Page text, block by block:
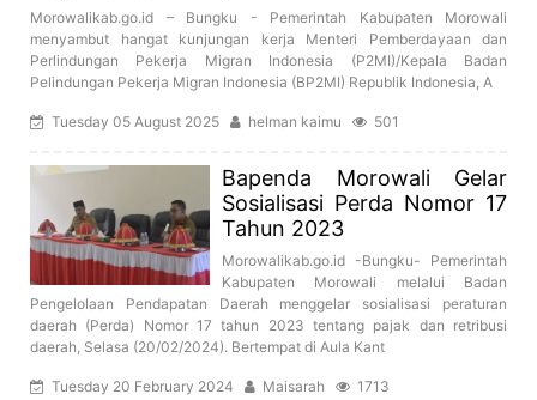
Morowalikab.go.id – Bungku - Pemerintah Kabupaten Morowali
menyambut hangat kunjungan kerja Menteri Pemberdayaan dan
Perlindungan Pekerja Migran Indonesia (P2MI)/Kepala Badan
Pelindungan Pekerja Migran Indonesia (BP2MI) Republik Indonesia, A
Tuesday 05 August 2025 helman kaimu 501
Bapenda Morowali Gelar
Sosialisasi Perda Nomor 17
Tahun 2023
Morowalikab.go.id -Bungku- Pemerintah
Kabupaten Morowali melalui Badan
Pengelolaan Pendapatan Daerah menggelar sosialisasi peraturan
daerah (Perda) Nomor 17 tahun 2023 tentang pajak dan retribusi
daerah, Selasa (20/02/2024). Bertempat di Aula Kant
Tuesday 20 February 2024 Maisarah 1713